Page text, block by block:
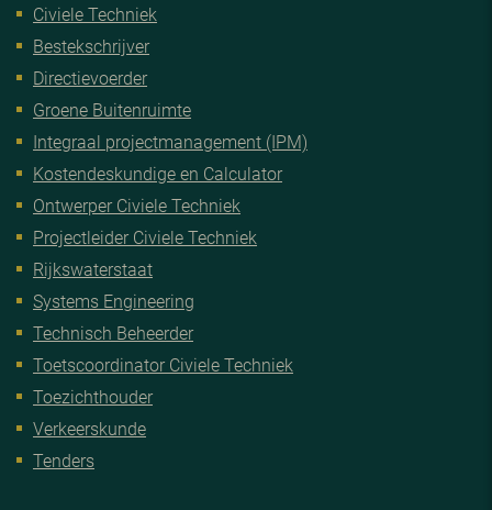
Civiele Techniek
Bestekschrijver
Directievoerder
Groene Buitenruimte
Integraal projectmanagement (IPM)
Kostendeskundige en Calculator
Ontwerper Civiele Techniek
Projectleider Civiele Techniek
Rijkswaterstaat
Systems Engineering
Technisch Beheerder
Toetscoordinator Civiele Techniek
Toezichthouder
Verkeerskunde
Tenders